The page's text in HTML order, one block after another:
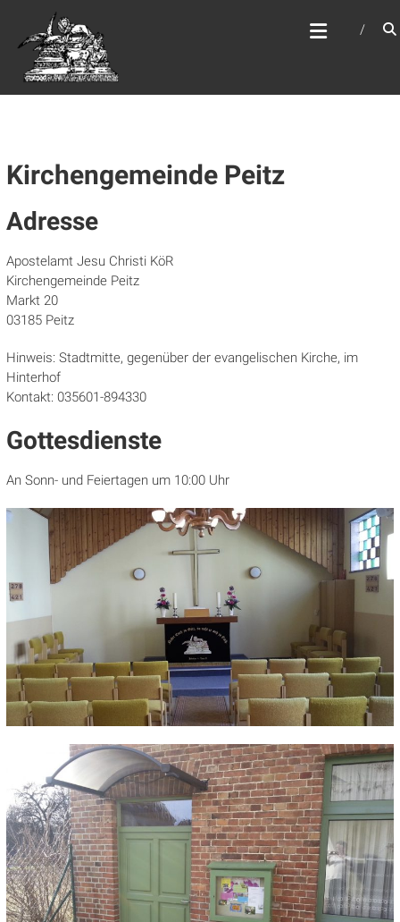
springen
WEBSITE DES
APOSTELAMTES JESU
CHRISTI KÖR
Kirchengemeinde Peitz
Adresse
Apostelamt Jesu Christi KöR
Kirchengemeinde Peitz
Markt 20
03185 Peitz
Hinweis: Stadtmitte, gegenüber der evangelischen Kirche, im
Hinterhof
Kontakt: 035601-894330
Gottesdienste
An Sonn- und Feiertagen um 10:00 Uhr